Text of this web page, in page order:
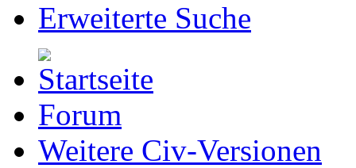
Erweiterte Suche
Forum
Weitere Civ-Versionen